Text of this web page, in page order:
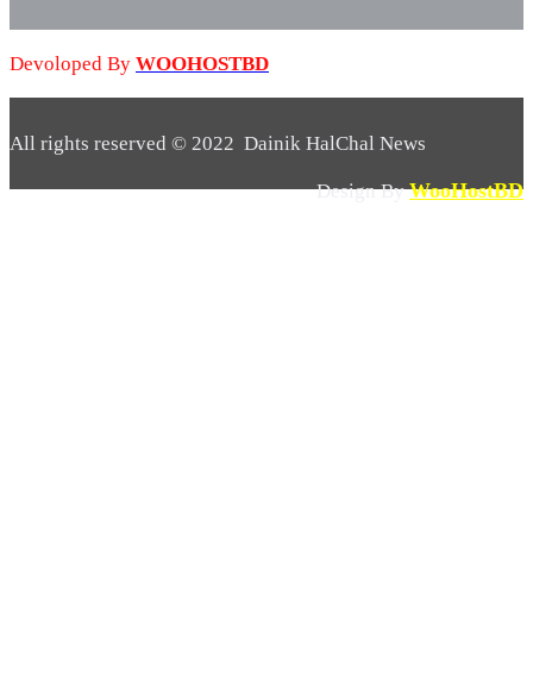
Devoloped By WOOHOSTBD
All rights reserved © 2022 Dainik HalChal News
Design ByWooHostBD